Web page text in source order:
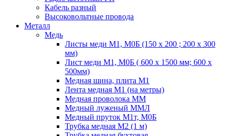
Кабель разный
Высоковольтные провода
Металл
Медь
Листы меди М1, М0Б (150 х 200 ; 200 х 300
мм)
Лист меди М1, М0Б ( 600 х 1500 мм; 600 х
500мм)
Медная шина, плита М1
Лента медная М1 (на метры)
Медная проволока ММ
Медный луженый ММЛ
Медный пруток М1т, М0Б
Трубка медная М2 (1 м)